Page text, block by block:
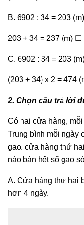
B. 6902 : 34 = 203 (m)
203 + 34 = 237 (m) ☐
C. 6902 : 34 = 203 (m)
(203 + 34) x 2 = 474
2. Chọn câu trả lời
Có hai cửa hàng,
Trung bình mỗi ngày
gạo, cửa hàng thứ
nào bán hết số gạo
A. Cửa hàng thứ hai
hơn 4 ngày.